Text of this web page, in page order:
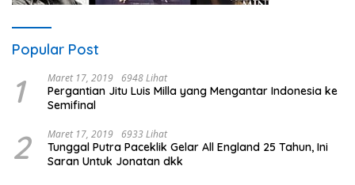
Popular Post
1 Maret 17, 2019 6948 Lihat
Pergantian Jitu Luis Milla yang Mengantar Indonesia ke
Semifinal
2 Maret 17, 2019 6933 Lihat
Tunggal Putra Paceklik Gelar All England 25 Tahun, Ini
Saran Untuk Jonatan dkk